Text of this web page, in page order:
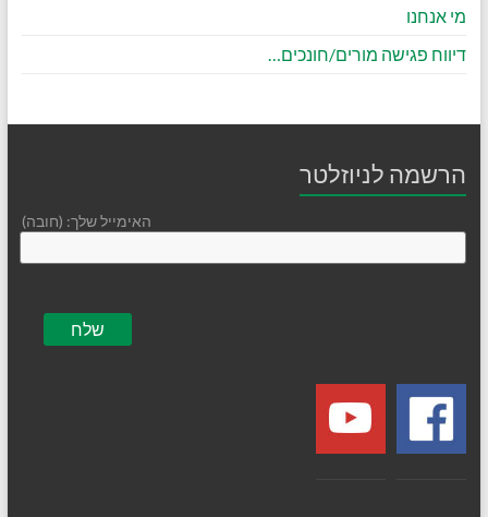
מי אנחנו
דיווח פגישה מורים/חונכים…
הרשמה לניוזלטר
האימייל שלך: (חובה)